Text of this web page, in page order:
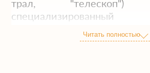
трал,
специализированный
конструкция
увеличивать длину
Читать полностью